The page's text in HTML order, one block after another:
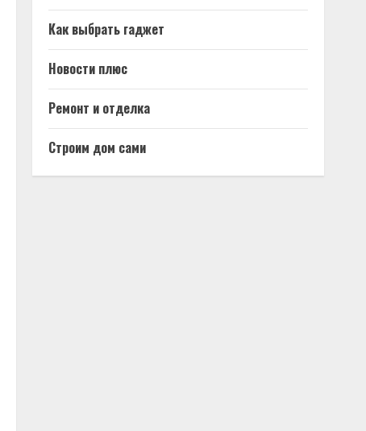
Как выбрать гаджет
Новости плюс
Ремонт и отделка
Строим дом сами